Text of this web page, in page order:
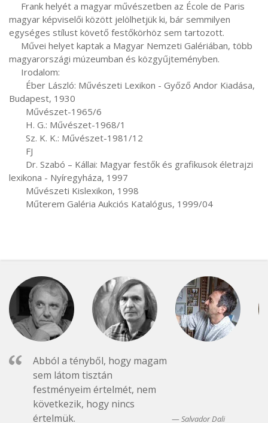
magyar képviselői között jelölhetjük ki, bár semmilyen
egységes stílust követő festőkörhöz sem tartozott.
magyarországi múzeumban és közgyűjteményben.
Budapest, 1930
lexikona - Nyíregyháza, 1997
       Műterem Galéria Aukciós Katalógus, 1999/04
Abból a tényből, hogy magam
sem látom tisztán
festményeim értelmét, nem
következik, hogy nincs
értelmük.
Salvador Dali